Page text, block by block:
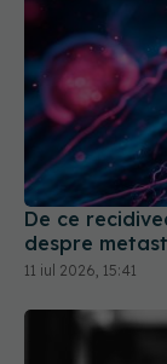
De ce
despre
11 iul 2026, 15:41